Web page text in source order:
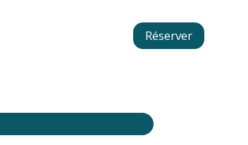
Réserver